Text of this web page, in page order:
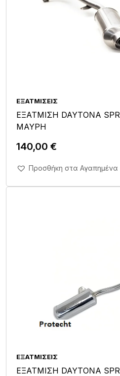
ΕΞΑΤΜΊΣΕΙΣ
ΕΞΑΤΜΙΣΗ DAYTONA
ΜΑΥΡΗ
140,00 €
Άμεση
Προσθήκη στα Αγαπημένα
ΕΞΑΤΜΊΣΕΙΣ
ΕΞΑΤΜΙΣΗ DAYTONA